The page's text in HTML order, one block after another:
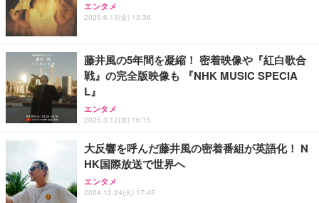
エンタメ
2025.6.13(金) 13:36
藤井風の5年間を凝縮！ 密着映像や『紅白歌合
戦』の完全版映像も 『NHK MUSIC SPECIA
L』
エンタメ
2025.3.12(水) 16:15
大反響を呼んだ藤井風の密着番組が英語化！ N
HK国際放送で世界へ
エンタメ
2024.12.24(火) 17:45